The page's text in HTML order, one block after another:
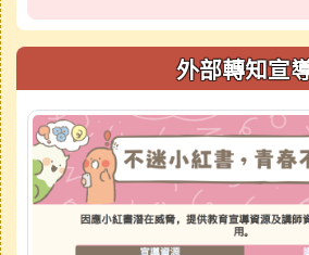
外部轉知宣